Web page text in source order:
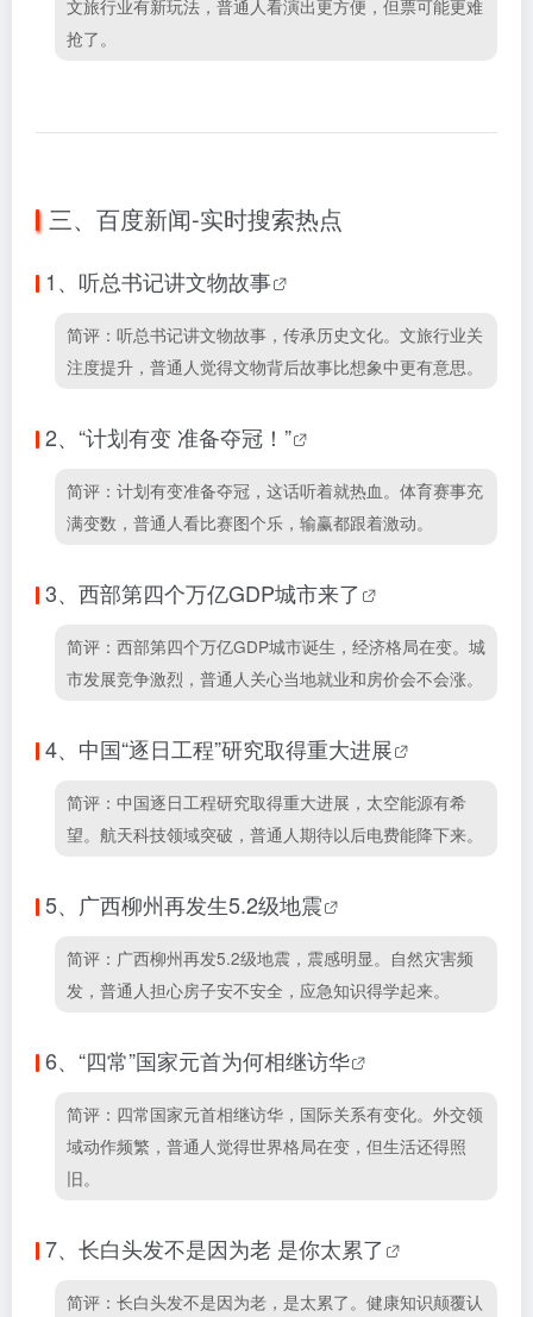
文旅行业有新玩法，普通人看演出更方便，但票可能更难
抢了。
三、百度新闻-实时搜索热点
1、 听总书记讲文物故事
简评：听总书记讲文物故事，传承历史文化。文旅行业关
注度提升，普通人觉得文物背后故事比想象中更有意思。
2、 “计划有变 准备夺冠！”
简评：计划有变准备夺冠，这话听着就热血。体育赛事充
满变数，普通人看比赛图个乐，输赢都跟着激动。
3、 西部第四个万亿GDP城市来了
简评：西部第四个万亿GDP城市诞生，经济格局在变。城
市发展竞争激烈，普通人关心当地就业和房价会不会涨。
4、 中国“逐日工程”研究取得重大进展
简评：中国逐日工程研究取得重大进展，太空能源有希
望。航天科技领域突破，普通人期待以后电费能降下来。
5、 广西柳州再发生5.2级地震
简评：广西柳州再发5.2级地震，震感明显。自然灾害频
发，普通人担心房子安不安全，应急知识得学起来。
6、 “四常”国家元首为何相继访华
简评：四常国家元首相继访华，国际关系有变化。外交领
域动作频繁，普通人觉得世界格局在变，但生活还得照
旧。
7、 长白头发不是因为老 是你太累了
简评：长白头发不是因为老，是太累了。健康知识颠覆认